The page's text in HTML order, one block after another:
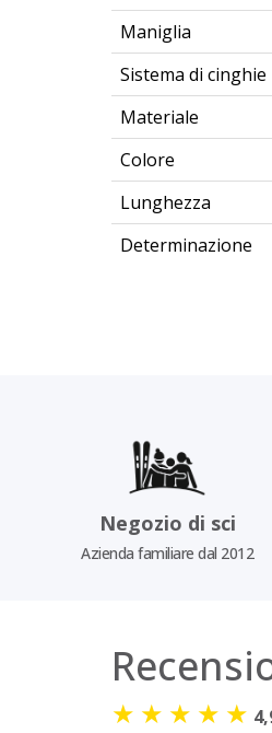
Maniglia
Sistema di cinghie
Materiale
Colore
Lunghezza
Determinazione
Negozio di sci
Azienda familiare dal 2012
★ ★ ★ ★ ★